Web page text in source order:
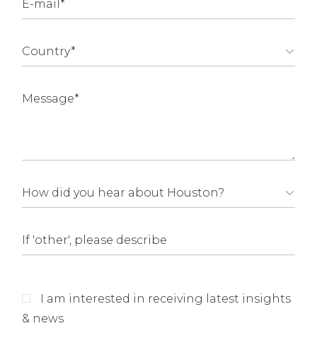
I am interested in receiving latest insights
& news